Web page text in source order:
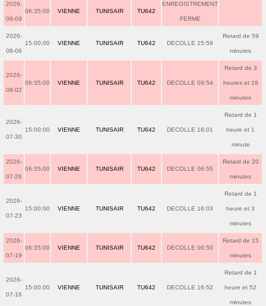
2026-
08-09
06:35:00 VIENNE TUNISAIR TU642
ENREGISTREMENT
FERME
2026-
08-06
15:00:00 VIENNE TUNISAIR TU642 DECOLLE 15:59
Retard de 59
minutes
2026-
08-02
06:35:00 VIENNE TUNISAIR TU642 DECOLLE 09:54
Retard de 3
heures et 19
minutes
2026-
07-30
15:00:00 VIENNE TUNISAIR TU642 DECOLLE 16:01
Retard de 1
heure et 1
minute
2026-
07-26
06:35:00 VIENNE TUNISAIR TU642 DECOLLE 06:55
Retard de 20
minutes
2026-
07-23
15:00:00 VIENNE TUNISAIR TU642 DECOLLE 16:03
Retard de 1
heure et 3
minutes
2026-
07-19
06:35:00 VIENNE TUNISAIR TU642 DECOLLE 06:50
Retard de 15
minutes
2026-
07-16
15:00:00 VIENNE TUNISAIR TU642 DECOLLE 16:52
Retard de 1
heure et 52
minutes